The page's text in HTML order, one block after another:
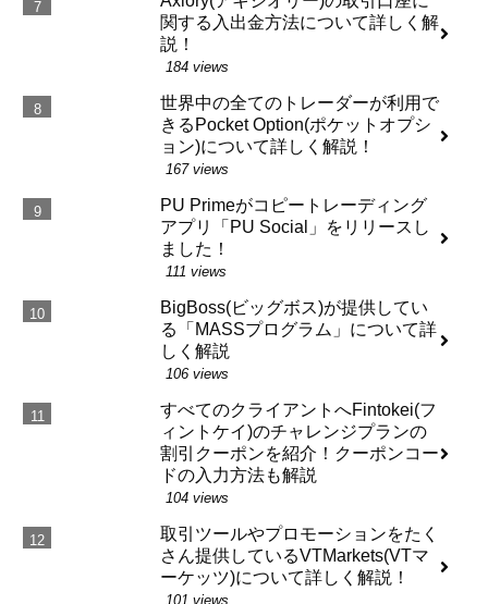
関する入出金方法について詳しく解
説！
184 views
世界中の全てのトレーダーが利用で
きるPocket Option(ポケットオプシ
ョン)について詳しく解説！
167 views
PU Primeがコピートレーディング
アプリ「PU Social」をリリースし
ました！
111 views
BigBoss(ビッグボス)が提供してい
る「MASSプログラム」について詳
しく解説
106 views
すべてのクライアントへFintokei(フ
ィントケイ)のチャレンジプランの
割引クーポンを紹介！クーポンコー
ドの入力方法も解説
104 views
取引ツールやプロモーションをたく
さん提供しているVTMarkets(VTマ
ーケッツ)について詳しく解説！
101 views